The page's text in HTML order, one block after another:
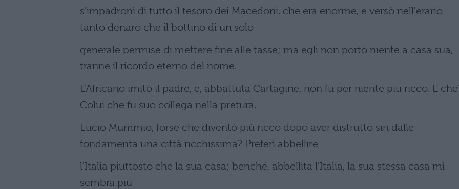
s'impadronì di tutto il tesoro dei Macedoni, che era enorme, e versò nell'erario
tanto denaro che il bottino di un solo
generale permise di mettere fine alle tasse; ma egli non portò niente a casa sua,
tranne il ricordo eterno del nome.
L'Africano imitò il padre, e, abbattuta Cartagine, non fu per niente piu ricco. E
Colui che fu suo collega nella pretura,
Lucio Mummio, forse che diventò più ricco dopo aver distrutto sin dalle
fondamenta una città ricchissima? Preferì abbellire
l'Italia piuttosto che la sua casa; benché, abbellita l'Italia, la sua stessa casa mi
sembra più